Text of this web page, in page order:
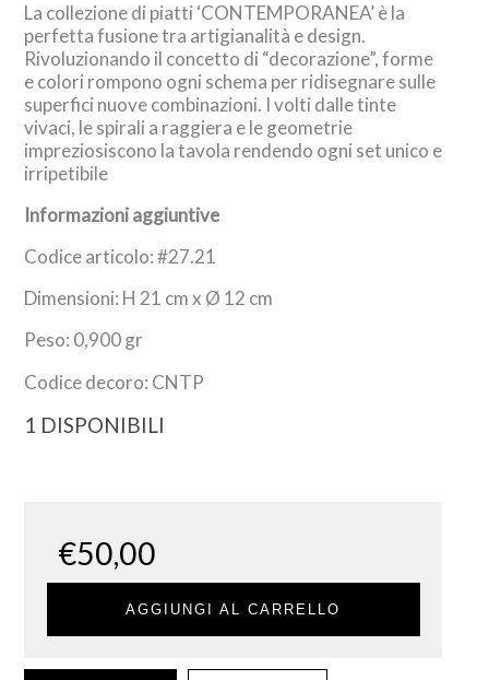
La collezione di piatti ‘CONTEMPORANEA’ è la
perfetta fusione tra artigianalità e design.
Rivoluzionando il concetto di “decorazione”, forme
e colori rompono ogni schema per ridisegnare sulle
superfici nuove combinazioni. I volti dalle tinte
vivaci, le spirali a raggiera e le geometrie
impreziosiscono la tavola rendendo ogni set unico e
irripetibile
Informazioni aggiuntive
Codice articolo: #27.21
Dimensioni: H 21 cm x Ø 12 cm
Peso: 0,900 gr
Codice decoro: CNTP
1 DISPONIBILI
€50,00
AGGIUNGI AL CARRELLO